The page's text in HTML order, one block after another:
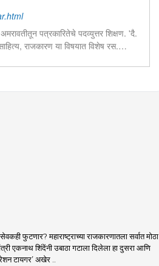
पत्रकारितेचे पदव्युत्तर शिक्षण. 'दै.
राजकारण या विषयात विशेष रस.
फुटणार? महाराष्ट्राच्या राजकारणातला सर्वात मोठा
एकनाथ शिंदेंनी उबाठा गटाला दिलेला हा दुसरा आणि
टायगर’ अखेर ..